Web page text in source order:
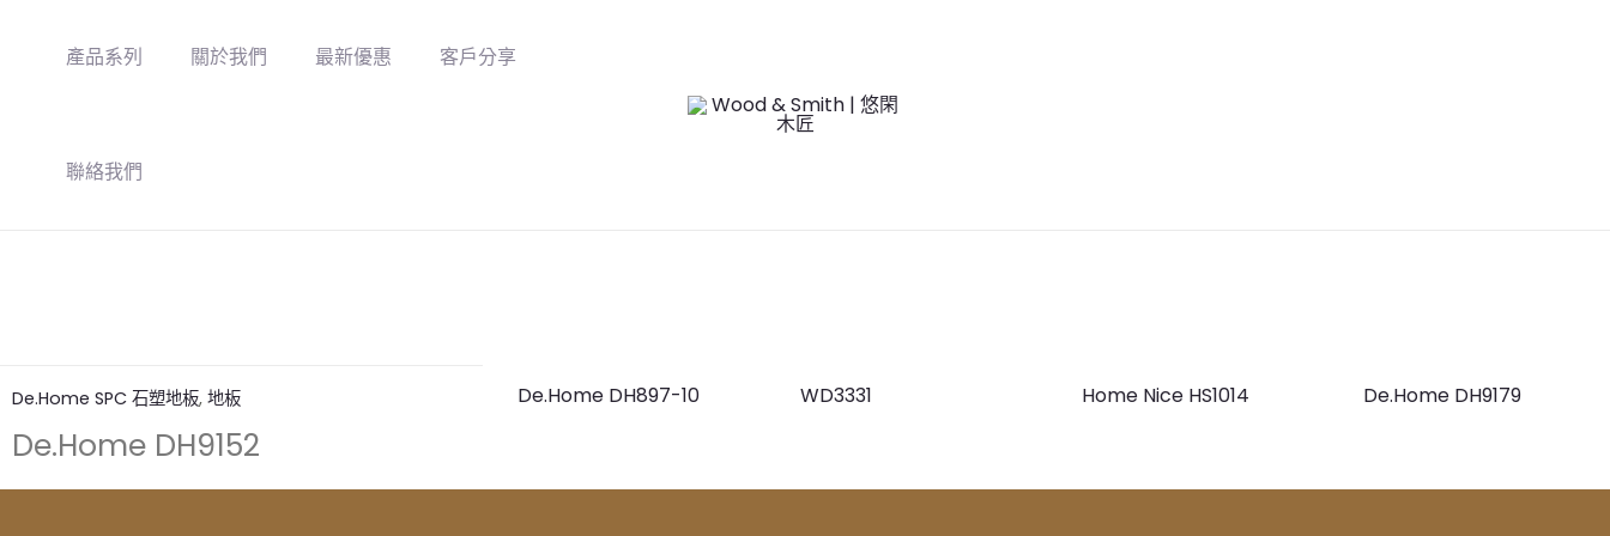
產品系列 關於我們 最新優惠 客戶分享
聯絡我們
De.Home SPC 石塑地板, 地板
De.Home DH9152
De.Home DH897-10 WD3331 Home Nice HS1014 De.Home DH9179